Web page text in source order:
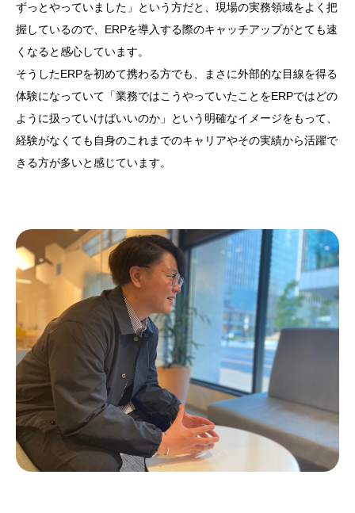
ずっとやっていました」という方だと、現場の実務領域をよく把
握しているので、ERPを導入する際のキャッチアップがとても速
くなると感心しています。
そうしたERPを初めて携わる方でも、まさに外部的な目線を得る
体験になっていて「業務ではこうやっていたことをERPではどの
ように扱っていけばいいのか」という明確なイメージをもって、
経験がなくても自身のこれまでのキャリアやその実績から活躍で
きる方が多いと感じています。